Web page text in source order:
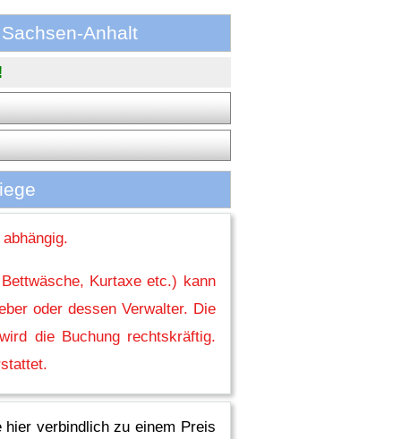
Anhalt
Kurtaxe etc.) kann
oder dessen Verwalter. Die
die Buchung rechtskräftig.
hier verbindlich zu einem Preis